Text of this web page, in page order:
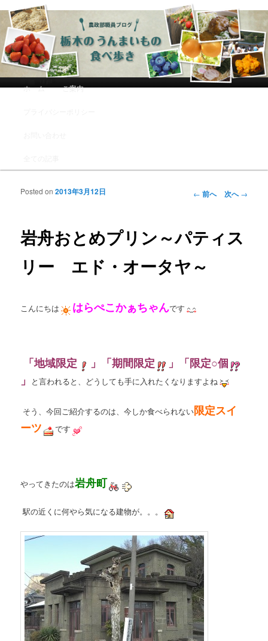
農政部職員ブログ「栃木のうんまい
もの食べ歩き」
メインコンテンツへ移動
サブコンテンツへ移動
ホーム ご案内
投稿ナビゲーシ
← 前へ 次へ→
岩舟おとめプリン～パティス
リー エド・オータヤ～
Posted on2013年3月12日
こんにちは はらぺこかぁちゃんです
「地域限定 」「期間限定
」「限定○個
」
と言われると、どうしても手に入れたくなりますよね
そう、今回ご紹介するのは、今しか食べられない限定スイ
ーツ
です
やってきたのは岩舟町
駅の近くに何やら気になる建物が。。。